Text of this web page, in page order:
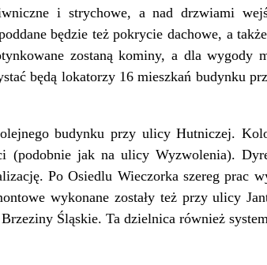
i strychowe, a nad drzwiami
będzie też pokrycie dachowe, a
zostaną kominy, a dla wygody
będą lokatorzy 16 mieszkań budynku
budynku przy ulicy Hutniczej.
(podobnie jak na ulicy Wyzwolenia).
Po Osiedlu Wieczorka szereg prac
wykonane zostały też przy ulicy
Brzeziny Śląskie. Ta dzielnica również